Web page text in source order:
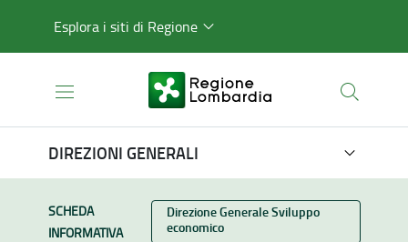
Esplora i siti di Regione
DIREZIONI GENERALI
TIPO CONTENUTO:
SCHEDA
INFORMATIVA
Categoria:
Direzione Generale Sviluppo
economico